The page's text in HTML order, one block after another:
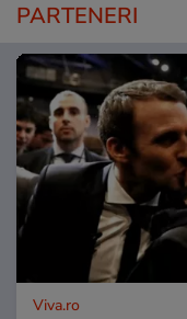
PARTENERI
Viva.ro